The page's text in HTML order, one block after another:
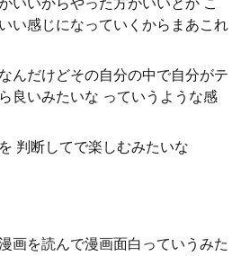
い感じになっていくからまあこれ
んだけどその自分の中で自分がテ
良いみたいな っていうような感
判断してで楽しむみたいな
画を読んで漫画面白っていうみた